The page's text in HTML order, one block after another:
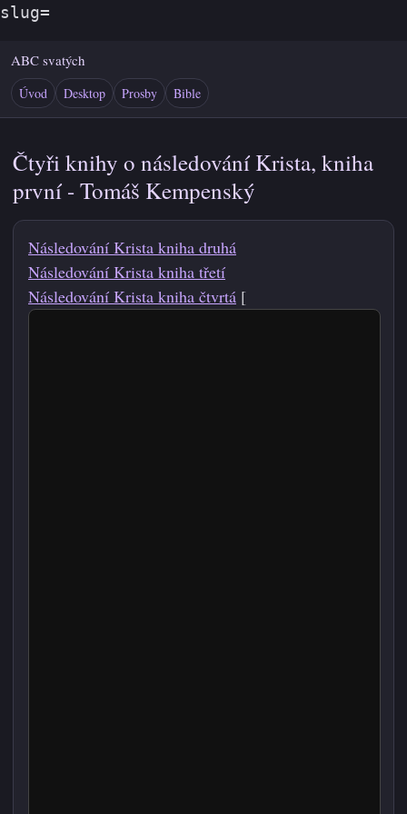
slug=
ABC svatých
Úvod Desktop Prosby Bible
Čtyři knihy o následování Krista, kniha
první - Tomáš Kempenský
Následování Krista kniha druhá
Následování Krista kniha třetí
Následování Krista kniha čtvrtá [